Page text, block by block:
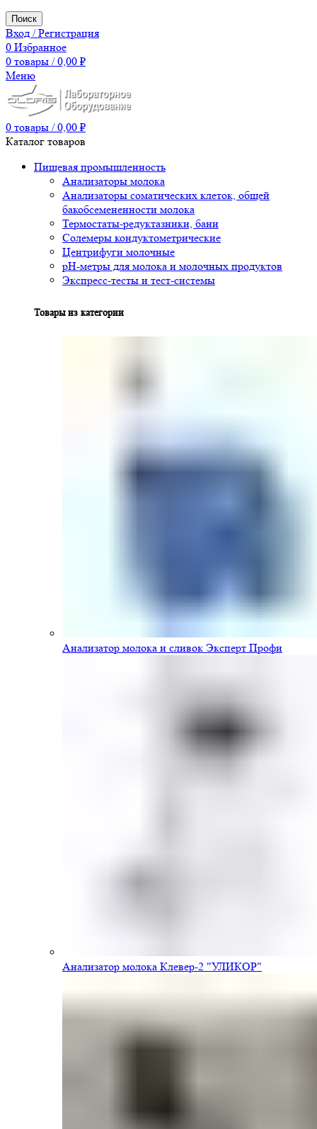
Поиск
Вход / Регистрация
0 Избранное
0 товары / 0,00 ₽
Меню
0 товары / 0,00 ₽
Каталог товаров
Пищевая промышленность
Анализаторы молока
Анализаторы соматических клеток, общей
бакобсемененности молока
Термостаты-редуктазники, бани
Солемеры кондуктометрические
Центрифуги молочные
pH-метры для молока и молочных продуктов
Экспресс-тесты и тест-системы
Товары из категории
Анализатор молока и сливок Эксперт Профи
Анализатор молока Клевер-2 "УЛИКОР"